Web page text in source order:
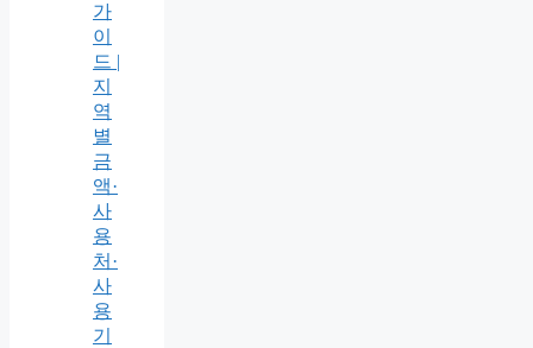
가
이
드 |
지
역
별
금
액·
사
용
처·
사
용
기